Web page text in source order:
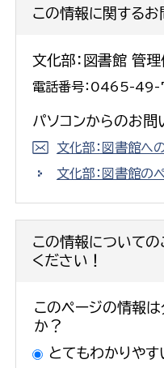
この情報に関する
文化部：図書館 管理
電話番号：0465-
パソコンからのお問
文化部：図書館へ
文化部：図書館の
この情報についての
ください！
このページの情報
か？
とてもわかりやす